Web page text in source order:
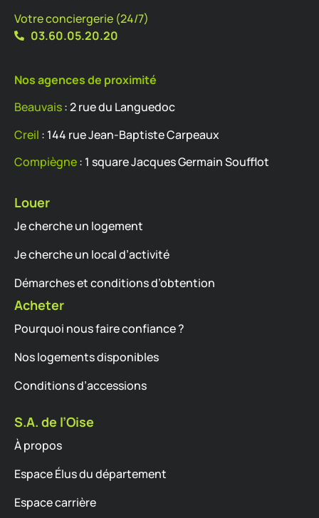
Votre conciergerie (24/7)
03.60.05.20.20
Nos agences de proximité
Beauvais: 2 rue du Languedoc
Creil : 144 rue Jean-Baptiste Carpeaux
Compiègne: 1 square Jacques Germain Soufflot
Louer
Je cherche un logement
Je cherche un local d’activité
Démarches et conditions d’obtention
Acheter
Pourquoi nous faire confiance ?
Nos logements disponibles
Conditions d’accessions
S.A. de l’Oise
À propos
Espace Élus du département
Espace carrière